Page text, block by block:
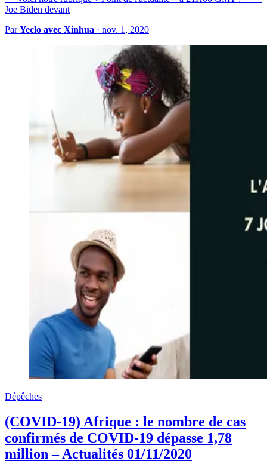
Joe Biden devant
ParYeclo avec Xinhua · nov. 1, 2020
Dépêches
(COVID-19) Afrique : le nombre de cas
confirmés de COVID-19 dépasse 1,78
million – Actualités 01/11/2020